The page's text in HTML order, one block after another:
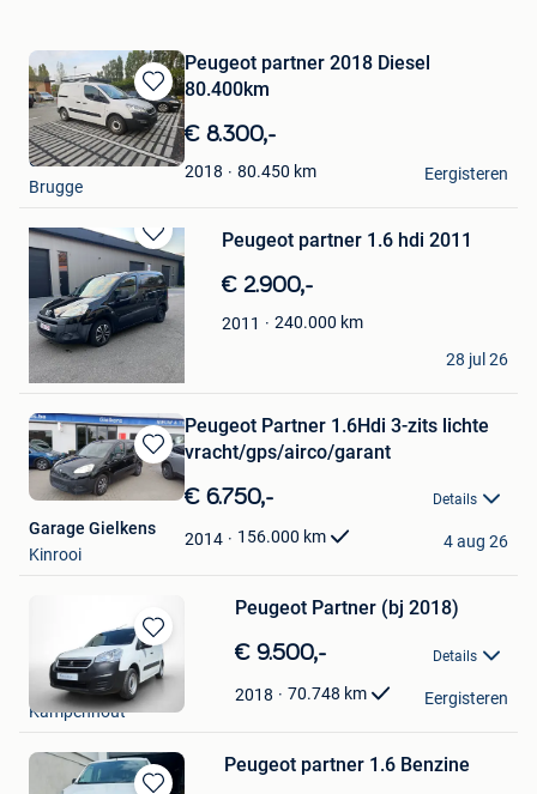
Bewaren
in
Mijn
Favorieten
Peugeot partner 2018 Diesel
80.400km
€ 8.300,-
2018 80.450 km
Car Detail
Brugge
Eergisteren
Bewaren
in
Mijn
Favorieten
Peugeot partner 1.6 hdi 2011
€ 2.900,-
2011 240.000 km
dries
Lanaken
28 jul 26
Bewaren
in
Favorieten
Peugeot Partner 1.6Hdi 3-zits lichte
vracht/gps/airco/garant
€ 6.750,- Details
2014 156.000 km
Garage Gielkens
Kinrooi
4 aug 26
Bewaren
in
Mijn
Favorieten
Peugeot Partner (bj 2018)
€ 9.500,- Details
2018 70.748 km
Graces BV
Kampenhout
Eergisteren
Peugeot partner 1.6 Benzine